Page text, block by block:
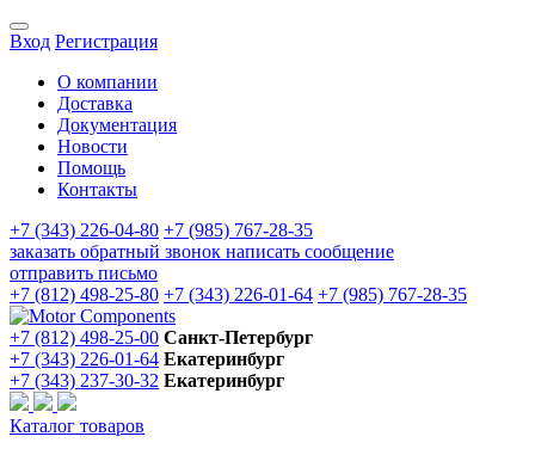
Вход Регистрация
О компании
Доставка
Документация
Новости
Помощь
Контакты
+7 (343) 226-04-80 +7 (985) 767-28-35
заказать обратный звонок написать сообщение
отправить письмо
+7 (812) 498-25-80 +7 (343) 226-01-64 +7 (985) 767-28-35
+7 (812) 498-25-00 Санкт-Петербург
+7 (343) 226-01-64 Екатеринбург
+7 (343) 237-30-32 Екатеринбург
Каталог товаров